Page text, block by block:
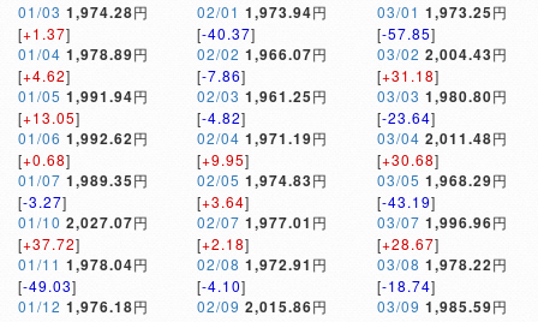
01/03 1,974.28円
[+1.37]
01/04 1,978.89円
[+4.62]
01/05 1,991.94円
[+13.05]
01/06 1,992.62円
[+0.68]
01/07 1,989.35円
[-3.27]
01/10 2,027.07円
[+37.72]
01/11 1,978.04円
[-49.03]
01/12 1,976.18円
02/01 1,973.94円
[-40.37]
02/02 1,966.07円
[-7.86]
02/03 1,961.25円
[-4.82]
02/04 1,971.19円
[+9.95]
02/05 1,974.83円
[+3.64]
02/07 1,977.01 円
[+2.18]
02/08 1,972.91 円
[-4.10]
02/09 2,015.86円
03/01 1,973.25円
[-57.85]
03/02 2,004.43円
[+31.18]
03/03 1,980.80円
[-23.64]
03/04 2,011.48円
[+30.68]
03/05 1,968.29円
[-43.19]
03/07 1,996.96円
[+28.67]
03/08 1,978.22円
[-18.74]
03/09 1,985.59円